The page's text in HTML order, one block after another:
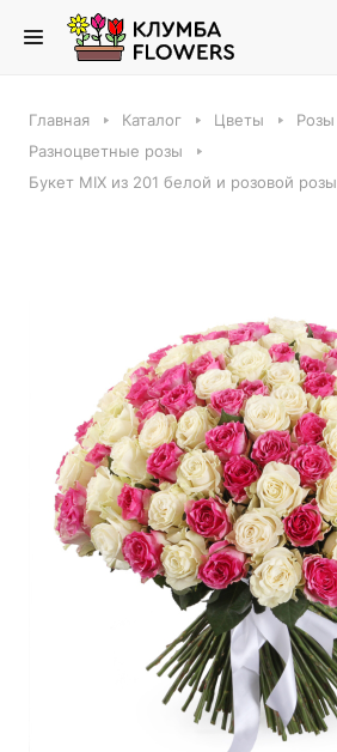
Главная Каталог Цветы
Розы
Разноцветные розы
Букет MIX из 201 белой и розовой розы